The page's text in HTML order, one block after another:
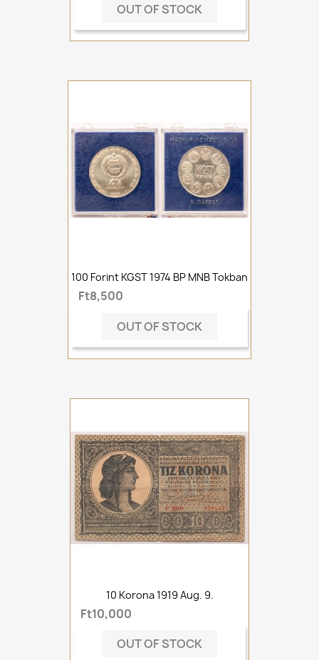
OUT OF STOCK
100 Forint KGST 1974 BP MNB Tokban
Ft8,500
OUT OF STOCK
10 Korona 1919 Aug. 9.
Ft10,000
OUT OF STOCK